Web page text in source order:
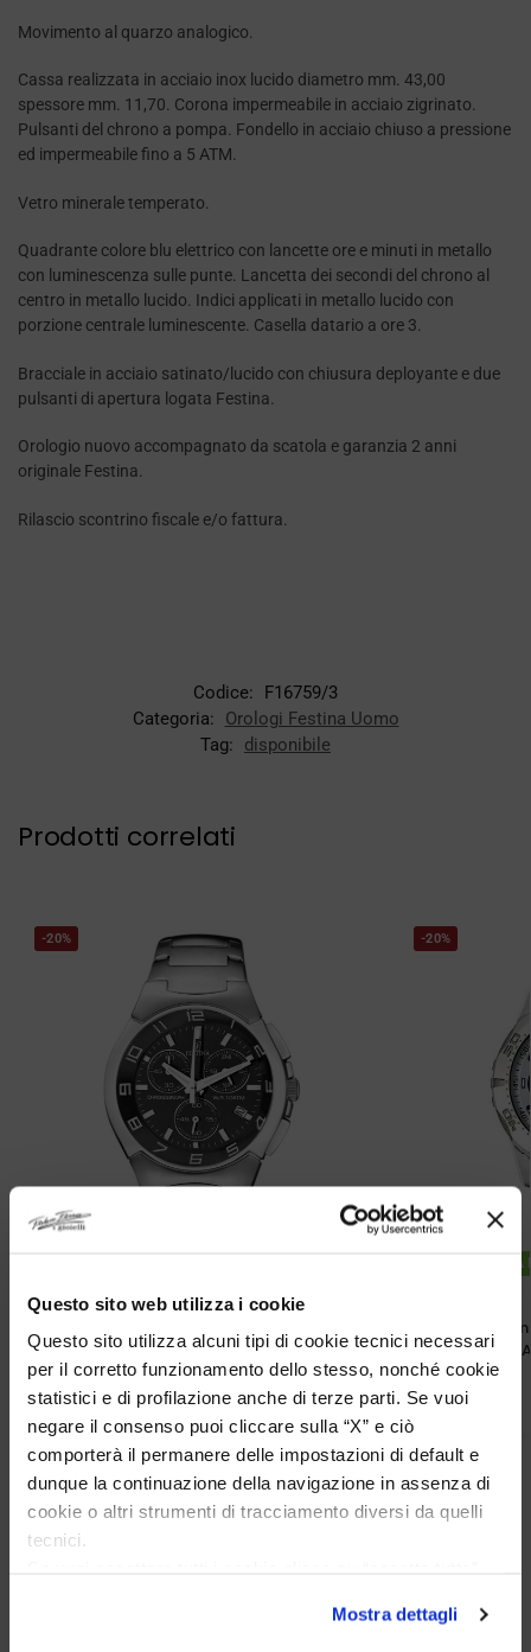
Questo sito web utilizza i cookie
Questo sito utilizza alcuni tipi di cookie tecnici necessari
per il corretto funzionamento dello stesso, nonché cookie
statistici e di profilazione anche di terze parti. Se vuoi
negare il consenso puoi cliccare sulla “X” e ciò
comporterà il permanere delle impostazioni di default e
dunque la continuazione della navigazione in assenza di
cookie o altri strumenti di tracciamento diversi da quelli
tecnici.
Mostra dettagli
Movimento al quarzo analogico.
Cassa realizzata in acciaio inox lucido diametro mm. 43,00
spessore mm. 11,70. Corona impermeabile in acciaio zigrinato.
Pulsanti del chrono a pompa. Fondello in acciaio chiuso a pressione
ed impermeabile fino a 5 ATM.
Vetro minerale temperato.
Quadrante colore blu elettrico con lancette ore e minuti in metallo
con luminescenza sulle punte. Lancetta dei secondi del chrono al
centro in metallo lucido. Indici applicati in metallo lucido con
porzione centrale luminescente. Casella datario a ore 3.
Bracciale in acciaio satinato/lucido con chiusura deployante e due
pulsanti di apertura logata Festina.
Orologio nuovo accompagnato da scatola e garanzia 2 anni
originale Festina.
Rilascio scontrino fiscale e/o fattura.
Codice:
F16759/3
Categoria:
Orologi Festina Uomo
Tag:
disponibile
Prodotti correlati
-20%
Quadrante Nero
€114,90 € 91,92
-20%
Festina
Quadrante
€ 99,00 €79,20